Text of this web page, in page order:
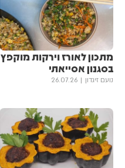
מתכון לאורז וירקות מוקפץ
בסגנון אסייאתי
נועם זיגדון 26.07.26